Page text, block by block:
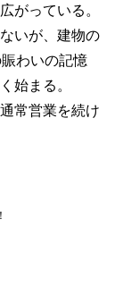
がっている。
いが、建物の
わいの記憶
始まる。
常営業を続け